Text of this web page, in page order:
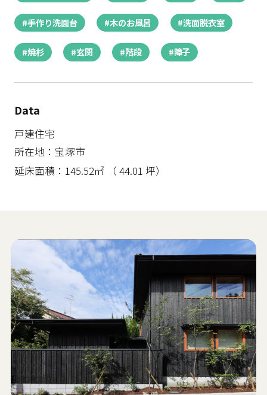
#手作り洗面台 #木のお風呂 #洗面脱衣室
#焼杉 #玄関 #階段 #障子
Data
戸建住宅
所在地
宝塚市
延床面積
145.52㎡ （ 44.01 坪）